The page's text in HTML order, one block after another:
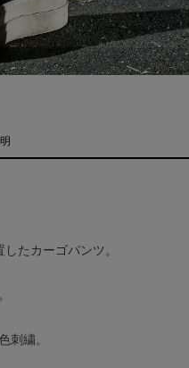
たカーゴパンツ。
刺繍。